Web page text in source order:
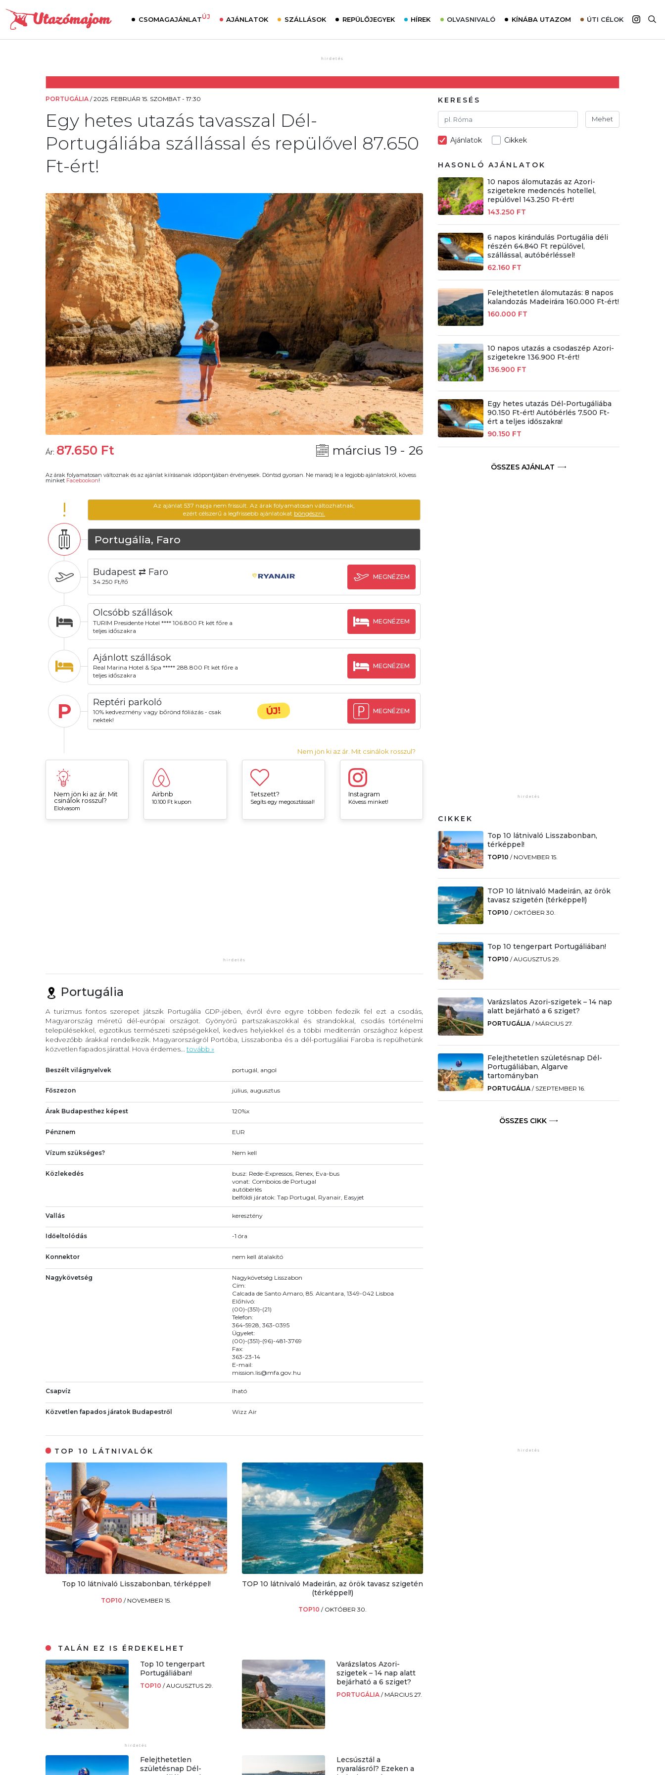
CSOMAGAJÁNLATÚJ AJÁNLATOK SZÁLLÁSOK REPÜLŐJEGYEK HÍREK OLVASNIVALÓ
Utazómajom – CitySIM kártya a világutazóknak
Élménybeszámolók
Szállodalátogatás
Sajtómegjelenések
KÍNÁBA UTAZOM ÚTI CÉLOK
Afrika
PORTUGÁLIA /2025. FEBRUÁR 15. SZOMBAT - 17:30
Egy hetes utazás tavasszal Dél-
Portugáliába szállással és repülővel 87.650
Ft-ért!
Ár: 87.650 Ft március 19 - 26
Az árak folyamatosan változnak és az ajánlat kiírásanak időpontjában érvényesek. Döntsd gyorsan. Ne maradj le a legjobb ajánlatokról, kövess
minket Facebookon!
!
Az ajánlat 537 napja nem frissült. Az árak folyamatosan változhatnak,
ezért célszerű a legfrissebb ajánlatokat böngészni.
Portugália, Faro
Budapest ⇄ Faro
34.250 Ft/fő
MEGNÉZEM
Olcsóbb szállások
TURIM Presidente Hotel **** 106.800 Ft két főre a
teljes időszakra
MEGNÉZEM
Ajánlott szállások
Real Marina Hotel & Spa ***** 288.800 Ft két főre a
teljes időszakra
MEGNÉZEM
P Reptéri parkoló
10% kedvezmény vagy bőrönd fóliázás - csak
nektek!
ÚJ! MEGNÉZEM
Nem jön ki az ár. Mit csinálok rosszul?
Nem jön ki az ár. Mit
csinálok rosszul?
Elolvasom
Airbnb
10.100 Ft kupon
Tetszett?
Segíts egy megosztással!
Instagram
Kövess minket!
Portugália
A turizmus fontos szerepet játszik Portugália GDP-jében, évről évre egyre többen fedezik fel ezt a csodás,
Magyarország méretű dél-európai országot. Gyönyörű partszakaszokkal és strandokkal, csodás történelmi
településekkel, egzotikus természeti szépségekkel, kedves helyiekkel és a többi mediterrán országhoz képest
kedvezőbb árakkal rendelkezik. Magyarországról Portóba, Lisszabonba és a dél-portugáliai Faroba is repülhetünk
közvetlen fapados járattal. Hova érdemes... tovább »
Beszélt világnyelvek portugál, angol
Főszezon július, augusztus
Árak Budapesthez képest 120%x
Pénznem EUR
Vízum szükséges? Nem kell
Közlekedés
busz: Rede-Expressos, Renex, Eva-bus
vonat: Comboios de Portugal
autóbérlés
belföldi járatok: Tap Portugal, Ryanair, Easyjet
Vallás keresztény
Időeltolódás -1 óra
Konnektor nem kell átalakító
Nagykövetség
Nagykövetség Lisszabon
Cím:
Calcada de Santo Amaro, 85. Alcantara, 1349-042 Lisboa
Előhívó:
(00)-(351)-(21)
Telefon:
364-5928, 363-0395
Ügyelet:
(00)-(351)-(96)-481-3769
Fax:
363-23-14
E-mail:
mission.lis@mfa.gov.hu
Csapvíz Iható
Közvetlen fapados járatok Budapestről Wizz Air
TOP 10 LÁTNIVALÓK
Top 10 látnivaló Lisszabonban, térképpel!
TOP10/ NOVEMBER 15.
TOP 10 látnivaló Madeirán, az örök tavasz szigetén
(térképpel!)
TOP10 / OKTÓBER 30.
TALÁN EZ IS ÉRDEKELHET
Top 10 tengerpart
Portugáliában!
TOP10/AUGUSZTUS 29.
Varázslatos Azori-
szigetek – 14 nap alatt
bejárható a 6 sziget?
PORTUGÁLIA / MÁRCIUS 27.
Felejthetetlen
születésnap Dél-
Lecsúsztál a
nyaralásról? Ezeken a
KERESÉS
Mehet
Ajánlatok Cikkek
HASONLÓ AJÁNLATOK
10 napos álomutazás az Azori-
szigetekre medencés hotellel,
repülővel 143.250 Ft-ért!
143.250 FT
6 napos kirándulás Portugália déli
részén 64.840 Ft repülővel,
szállással, autóbérléssel!
62.160 FT
Felejthetetlen álomutazás: 8 napos
kalandozás Madeirára 160.000 Ft-ért!
160.000 FT
10 napos utazás a csodaszép Azori-
szigetekre 136.900 Ft-ért!
136.900 FT
Egy hetes utazás Dél-Portugáliába
90.150 Ft-ért! Autóbérlés 7.500 Ft-
ért a teljes időszakra!
90.150 FT
ÖSSZES AJÁNLAT
CIKKEK
Top 10 látnivaló Lisszabonban,
térképpel!
TOP10 / NOVEMBER 15.
TOP 10 látnivaló Madeirán, az örök
tavasz szigetén (térképpel!)
TOP10 / OKTÓBER 30.
Top 10 tengerpart Portugáliában!
TOP10 /AUGUSZTUS 29.
Varázslatos Azori-szigetek – 14 nap
alatt bejárható a 6 sziget?
PORTUGÁLIA / MÁRCIUS 27.
Felejthetetlen születésnap Dél-
Portugáliában, Algarve
tartományban
PORTUGÁLIA / SZEPTEMBER 16.
ÖSSZES CIKK